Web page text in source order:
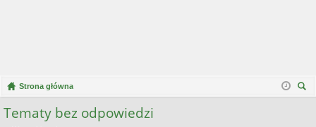
Strona główna
Tematy bez odpowiedzi